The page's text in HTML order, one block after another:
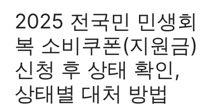
2025 전국민 민생회
복 소비쿠폰(지원금)
신청 후 상태 확인,
상태별 대처 방법